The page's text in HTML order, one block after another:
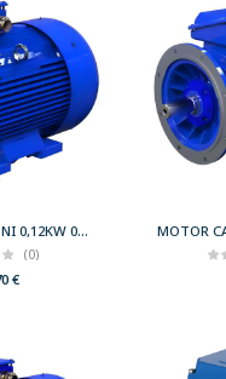
MOTOR CANTONI 0,12KW 0,17CV 1500 B3 T63 230/400 IE2
(0)
€